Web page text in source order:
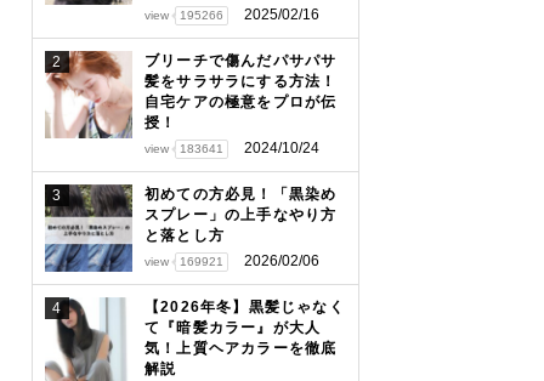
view 195266 2025/02/16
2
ブリーチで傷んだパサパサ
髪をサラサラにする方法！
自宅ケアの極意をプロが伝
授！
view 183641 2024/10/24
3
初めての方必見！「黒染め
スプレー」の上手なやり方
と落とし方
view 169921 2026/02/06
4
【2026年冬】黒髪じゃなく
て『暗髪カラー』が大人
気！上質ヘアカラーを徹底
解説